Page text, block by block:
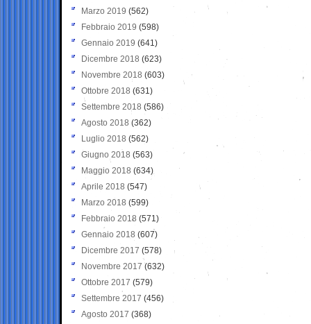
Marzo 2019 (562)
Febbraio 2019 (598)
Gennaio 2019 (641)
Dicembre 2018 (623)
Novembre 2018 (603)
Ottobre 2018 (631)
Settembre 2018 (586)
Agosto 2018 (362)
Luglio 2018 (562)
Giugno 2018 (563)
Maggio 2018 (634)
Aprile 2018 (547)
Marzo 2018 (599)
Febbraio 2018 (571)
Gennaio 2018 (607)
Dicembre 2017 (578)
Novembre 2017 (632)
Ottobre 2017 (579)
Settembre 2017 (456)
Agosto 2017 (368)